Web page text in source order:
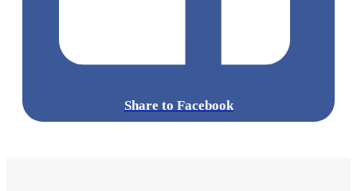
Share to Facebook